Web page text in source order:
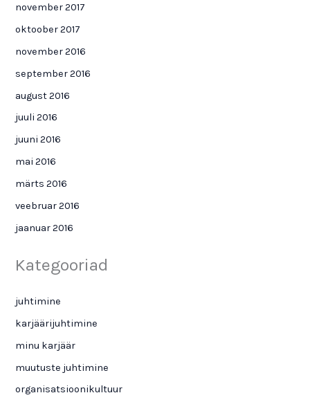
november 2017
oktoober 2017
november 2016
september 2016
august 2016
juuli 2016
juuni 2016
mai 2016
märts 2016
veebruar 2016
jaanuar 2016
Kategooriad
juhtimine
karjäärijuhtimine
minu karjäär
muutuste juhtimine
organisatsioonikultuur